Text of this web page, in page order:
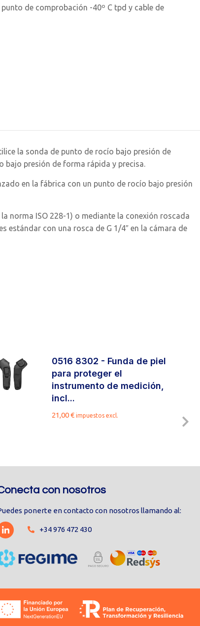
de comprobación -40º C tpd y cable de
la sonda de punto de rocío bajo presión de
bajo presión de forma rápida y precisa.
en la fábrica con un punto de rocío bajo presión
norma ISO 228-1) o mediante la conexión roscada
estándar con una rosca de G 1/4″ en la cámara de
0516 8302 - Funda de piel
para proteger el
instrumento de medición,
incl...
21,00€ impuestos excl.
con nosotros
ponerte en contacto con nosotros llamando al:
+34 976 472 430